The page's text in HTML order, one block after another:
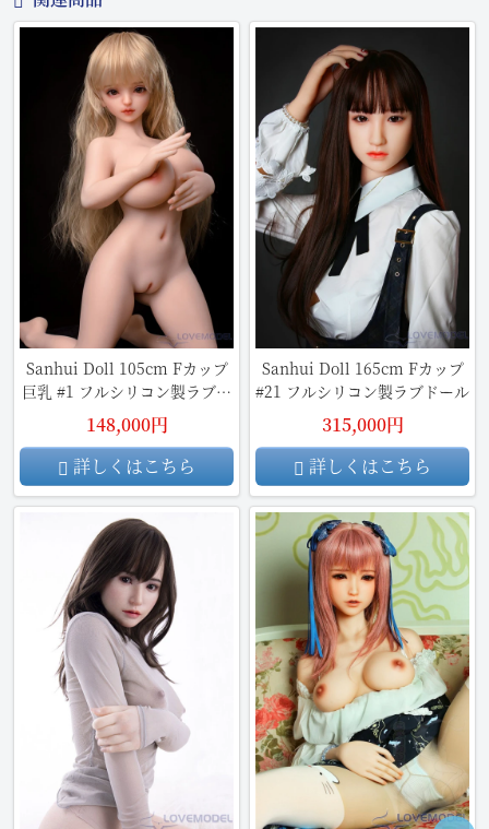
Sanhui Doll 105cm Fカップ
巨乳 #1 フルシリコン製ラブド
ール
148,000円
詳しくはこちら
Sanhui Doll 165cm Fカップ
#21 フルシリコン製ラブドール
315,000円
詳しくはこちら